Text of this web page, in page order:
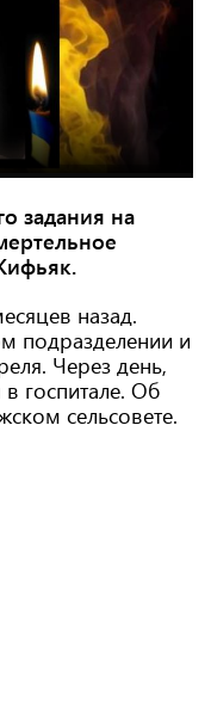
задания на
назад.
подразделении и
Через день,
госпитале. Об
сельсовете.